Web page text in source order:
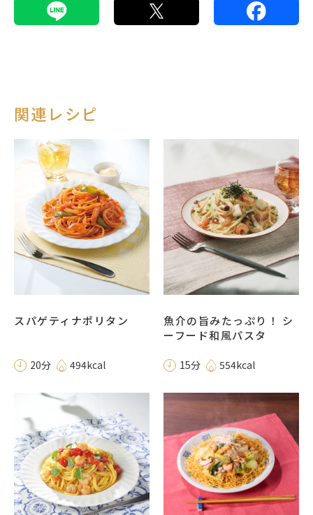
関連レシピ
スパゲティナポリタン
20分 494kcal
魚介の旨みたっぷり！ シ
ーフード和風パスタ
15分 554kcal